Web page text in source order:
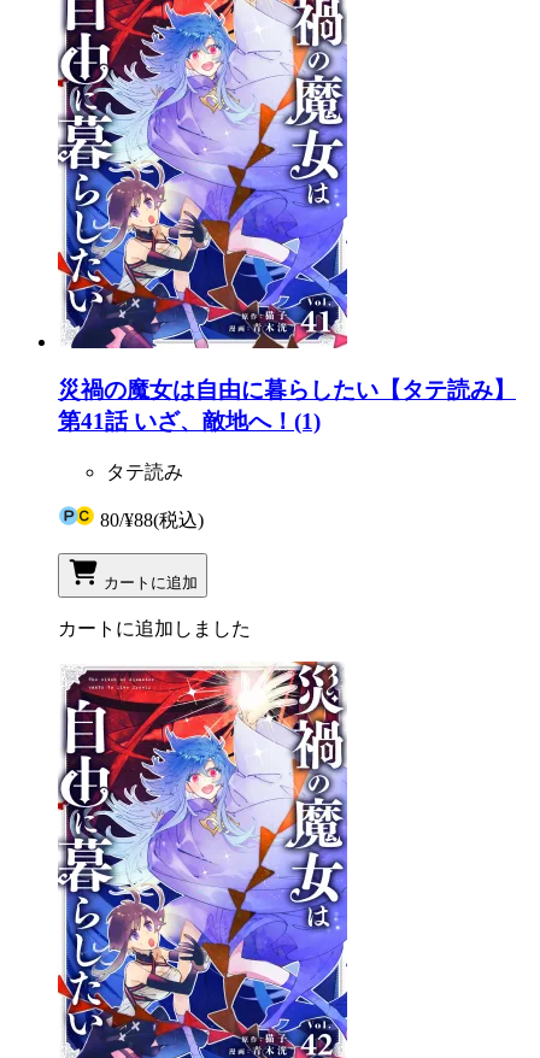
災禍の魔女は自由に暮らしたい【タテ読み】
第41話 いざ、敵地へ！(1)
タテ読み
80/¥88(税込)
カートに追加
カートに追加しました